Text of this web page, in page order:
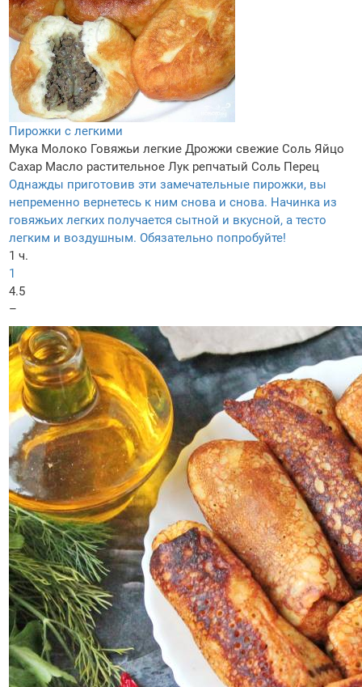
Пирожки с легкими
Мука Молоко Говяжьи легкие Дрожжи свежие Соль Яйцо
Сахар Масло растительное Лук репчатый Соль Перец
Однажды приготовив эти замечательные пирожки, вы
непременно вернетесь к ним снова и снова. Начинка из
говяжьих легких получается сытной и вкусной, а тесто
легким и воздушным. Обязательно попробуйте!
1 ч.
1
4.5
–